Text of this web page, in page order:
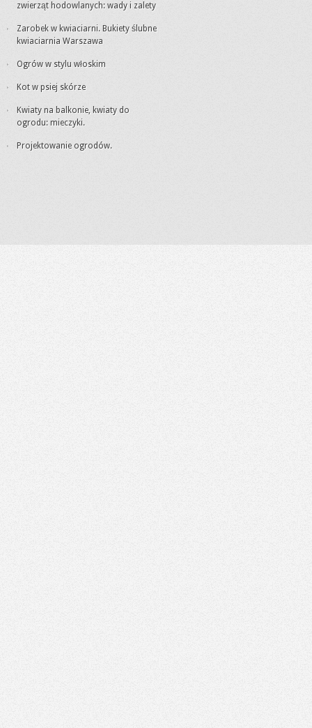
zwierząt hodowlanych: wady i zalety
Zarobek w kwiaciarni. Bukiety ślubne
kwiaciarnia Warszawa
Ogrów w stylu włoskim
Kot w psiej skórze
Kwiaty na balkonie, kwiaty do
ogrodu: mieczyki.
Projektowanie ogrodów.